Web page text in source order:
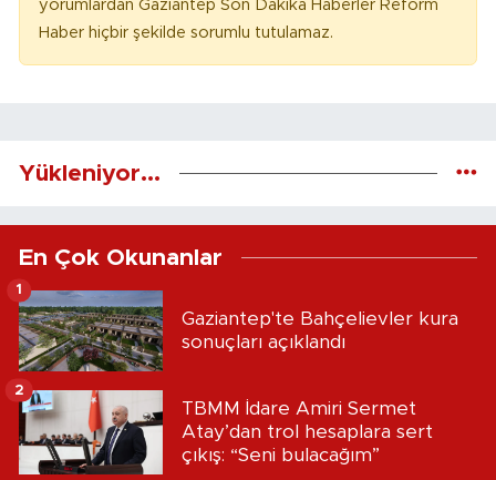
yorumlardan Gaziantep Son Dakika Haberler Reform
Haber hiçbir şekilde sorumlu tutulamaz.
Yükleniyor...
En Çok Okunanlar
Gaziantep'te Bahçelievler kura
sonuçları açıklandı
1
TBMM İdare Amiri Sermet
Atay’dan trol hesaplara sert
çıkış: “Seni bulacağım”
2